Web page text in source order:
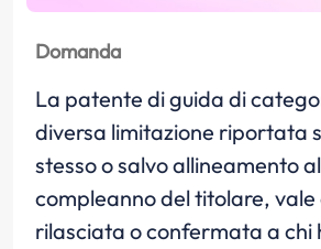
Domanda
La patente di guida di
diversa limitazione riportata
stesso o salvo allineamento
compleanno del titolare, vale
rilasciata o confermata a chi